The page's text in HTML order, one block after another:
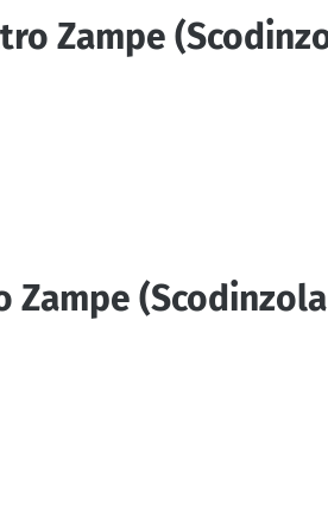
Zampe
Zampe